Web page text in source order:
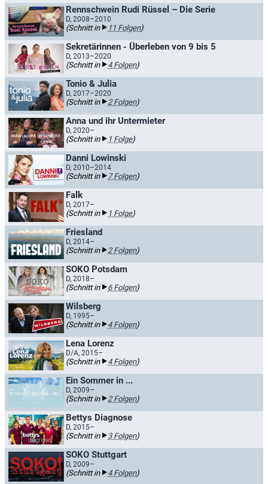
Rennschwein Rudi Rüssel – Die Serie
D, 2008–2010
(Schnitt in 11 Folgen)
Sekretärinnen - Überleben von 9 bis 5
D, 2013–2020
(Schnitt in 4 Folgen)
Tonio & Julia
D, 2017–2020
(Schnitt in 2 Folgen)
Anna und ihr Untermieter
D, 2020–
(Schnitt in 1 Folge)
Danni Lowinski
D, 2010–2014
(Schnitt in 7 Folgen)
Falk
D, 2017–
(Schnitt in 1 Folge)
Friesland
D, 2014–
(Schnitt in 2 Folgen)
SOKO Potsdam
D, 2018–
(Schnitt in 6 Folgen)
Wilsberg
D, 1995–
(Schnitt in 4 Folgen)
Lena Lorenz
D/A, 2015–
(Schnitt in 4 Folgen)
Ein Sommer in ...
D, 2009–
(Schnitt in 2 Folgen)
Bettys Diagnose
D, 2015–
(Schnitt in 3 Folgen)
SOKO Stuttgart
D, 2009–
(Schnitt in 4 Folgen)